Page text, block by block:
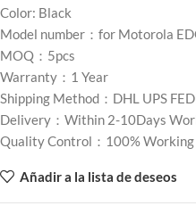
Color: Black
Model number：for Motorola
MOQ：5pcs
Warranty：1 Year
Shipping Method：DHL UPS
Delivery：Within 2-10Days
Quality Control：100%
Añadir a la lista de deseos